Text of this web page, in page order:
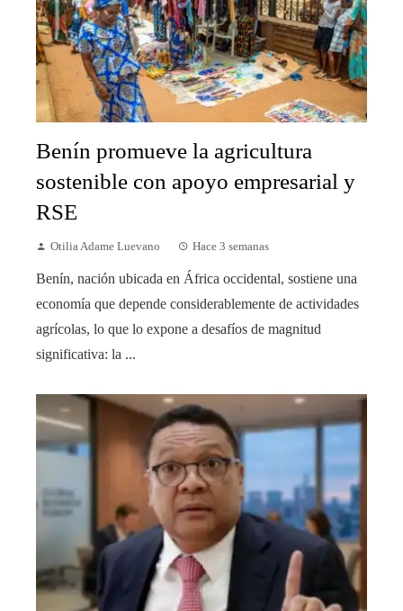
Benín promueve la agricultura
sostenible con apoyo empresarial y
RSE
Otilia Adame Luevano Hace 3 semanas
Benín, nación ubicada en África occidental, sostiene una
economía que depende considerablemente de actividades
agrícolas, lo que lo expone a desafíos de magnitud
significativa: la ...